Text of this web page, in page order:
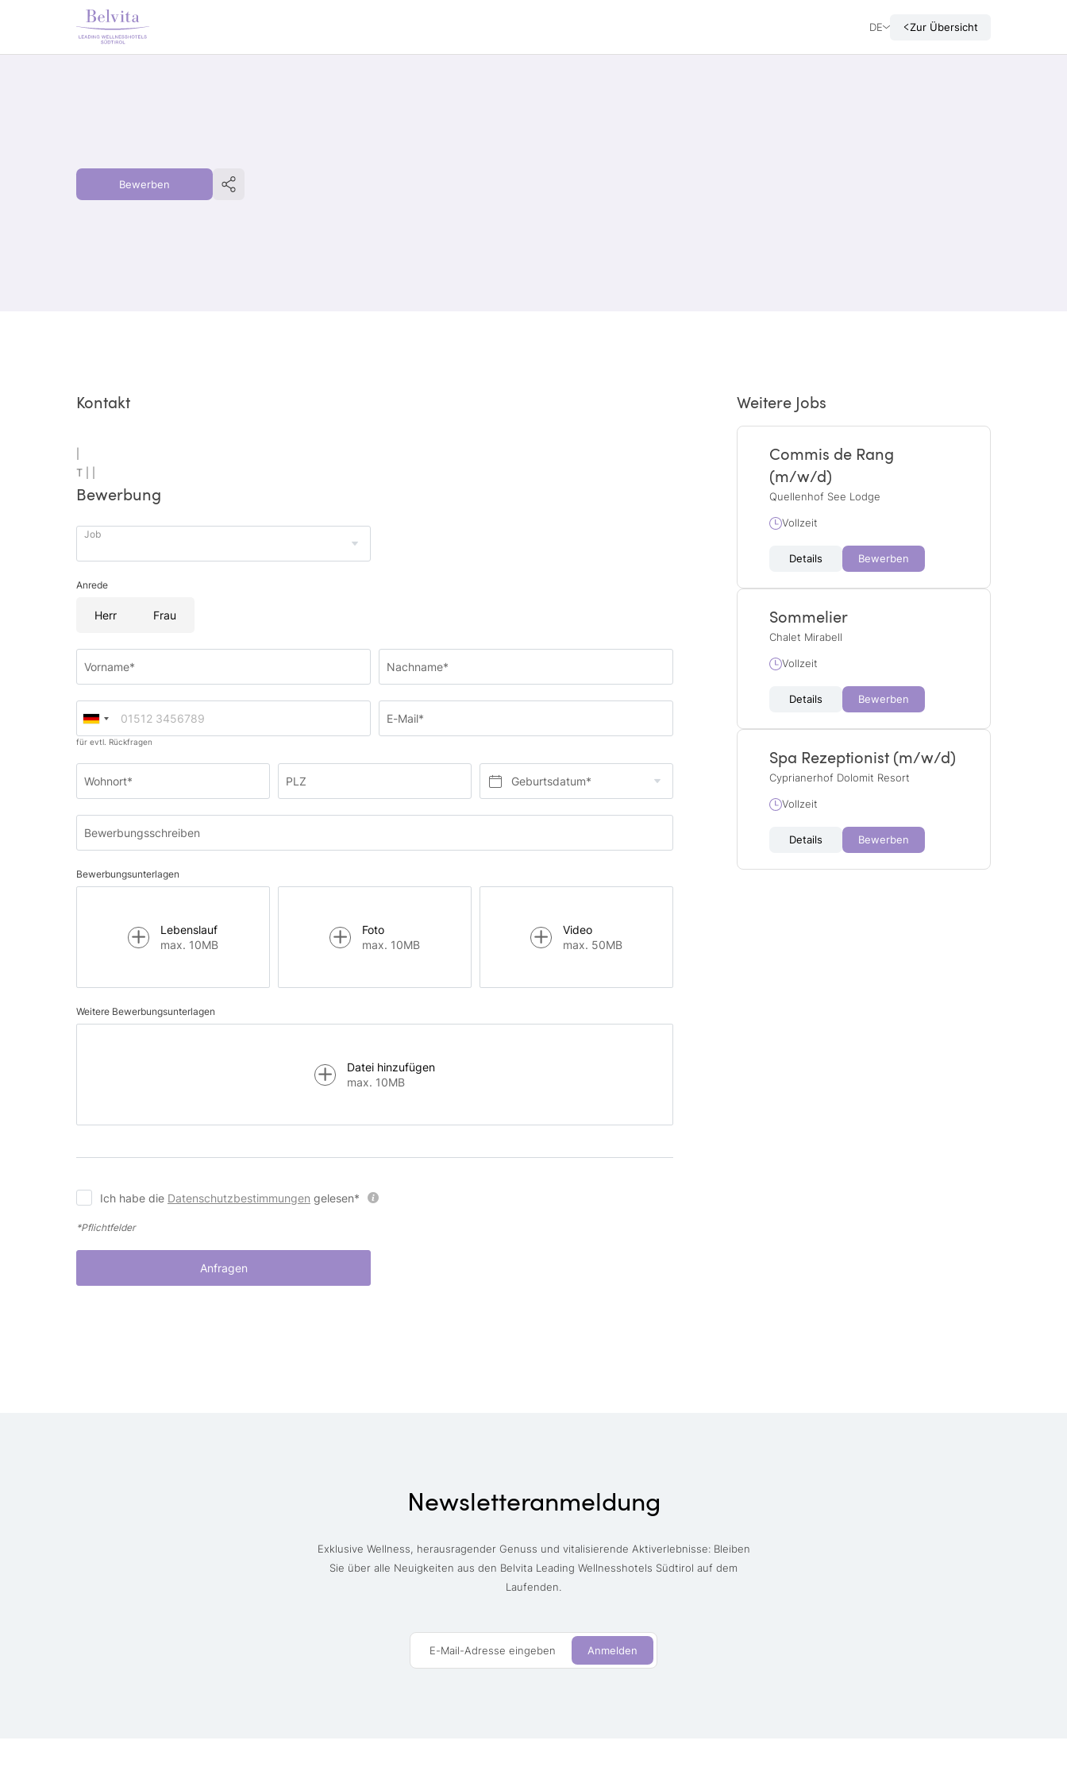
DE Zur Übersicht
Bewerben
Kontakt
T |
Bewerbung
Job
Anrede
Herr Frau
Vorname* Nachname*
für evtl. Rückfragen
E-Mail*
Wohnort* PLZ Geburtsdatum*
Bewerbungsschreiben
Bewerbungsunterlagen
Lebenslauf
max. 10MB
Foto
max. 10MB
Video
max. 50MB
Weitere Bewerbungsunterlagen
Datei hinzufügen
max. 10MB
Ich habe die Datenschutzbestimmungen gelesen*
*Pflichtfelder
Anfragen
Weitere Jobs
Commis de Rang
(m/w/d)
Quellenhof See Lodge
Vollzeit
Details Bewerben
Sommelier
Chalet Mirabell
Vollzeit
Details Bewerben
Spa Rezeptionist (m/w/d)
Cyprianerhof Dolomit Resort
Vollzeit
Details Bewerben
Newsletteranmeldung
Exklusive Wellness, herausragender Genuss und vitalisierende Aktiverlebnisse: Bleiben
Sie über alle Neuigkeiten aus den Belvita Leading Wellnesshotels Südtirol auf dem
Laufenden.
E-Mail-Adresse eingeben Anmelden